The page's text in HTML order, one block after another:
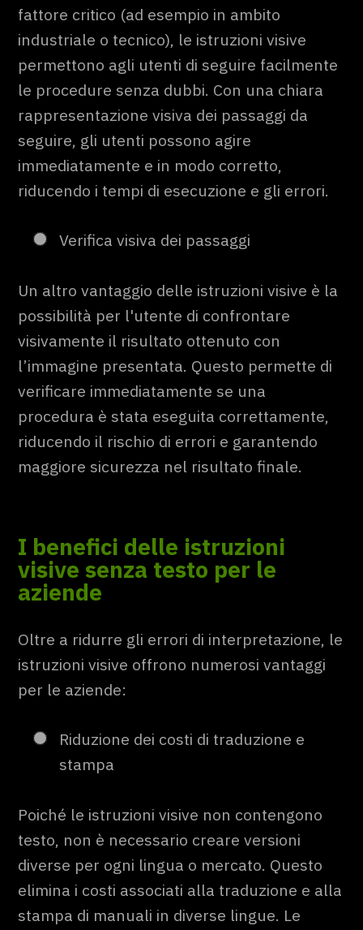
fattore critico (ad esempio in ambito
industriale o tecnico), le istruzioni visive
permettono agli utenti di seguire facilmente
le procedure senza dubbi. Con una chiara
rappresentazione visiva dei passaggi da
seguire, gli utenti possono agire
immediatamente e in modo corretto,
riducendo i tempi di esecuzione e gli errori.
Verifica visiva dei passaggi
Un altro vantaggio delle istruzioni visive è la
possibilità per l'utente di confrontare
visivamente il risultato ottenuto con
l’immagine presentata. Questo permette di
verificare immediatamente se una
procedura è stata eseguita correttamente,
riducendo il rischio di errori e garantendo
maggiore sicurezza nel risultato finale.
I benefici delle istruzioni
visive senza testo per le
aziende
Oltre a ridurre gli errori di interpretazione, le
istruzioni visive offrono numerosi vantaggi
per le aziende:
Riduzione dei costi di traduzione e
stampa
Poiché le istruzioni visive non contengono
testo, non è necessario creare versioni
diverse per ogni lingua o mercato. Questo
elimina i costi associati alla traduzione e alla
stampa di manuali in diverse lingue. Le